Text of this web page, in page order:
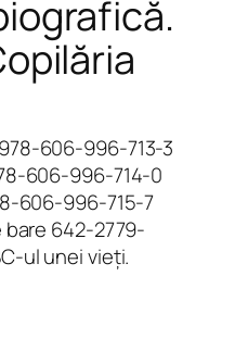
606-996-713-3
606-996-714-0
606-996-715-7
bare 642-2779-
ul unei vieți.